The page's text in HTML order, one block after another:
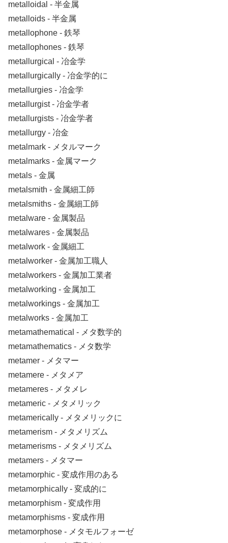
metalloidal ‐ 半金属
metalloids ‐ 半金属
metallophone ‐ 鉄琴
metallophones ‐ 鉄琴
metallurgical ‐ 冶金学
metallurgically ‐ 冶金学的に
metallurgies ‐ 冶金学
metallurgist ‐ 冶金学者
metallurgists ‐ 冶金学者
metallurgy ‐ 冶金
metalmark ‐ メタルマーク
metalmarks ‐ 金属マーク
metals ‐ 金属
metalsmith ‐ 金属細工師
metalsmiths ‐ 金属細工師
metalware ‐ 金属製品
metalwares ‐ 金属製品
metalwork ‐ 金属細工
metalworker ‐ 金属加工職人
metalworkers ‐ 金属加工業者
metalworking ‐ 金属加工
metalworkings ‐ 金属加工
metalworks ‐ 金属加工
metamathematical ‐ メタ数学的
metamathematics ‐ メタ数学
metamer ‐ メタマー
metamere ‐ メタメア
metameres ‐ メタメレ
metameric ‐ メタメリック
metamerically ‐ メタメリックに
metamerism ‐ メタメリズム
metamerisms ‐ メタメリズム
metamers ‐ メタマー
metamorphic ‐ 変成作用のある
metamorphically ‐ 変成的に
metamorphism ‐ 変成作用
metamorphisms ‐ 変成作用
metamorphose ‐ メタモルフォーゼ